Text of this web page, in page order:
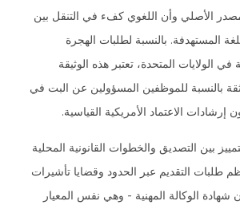
الأصلي وأن اللغوي كفء في التنقل بين
المستهدفة. بالنسبة لطلبات الهجرة
في الولايات المتحدة، تعتبر هذه الوثيقة
بالنسبة للموظفين المسؤولين عن البت في
إرشادات الاعتماد الأمريكية القياسية.
بين التصديق والخطوات القانونية المحلية
طلبات التقديم عبر الحدود وقضايا تأشيرات
شهادة الوكالة المهنية - وهي نفس المعيار